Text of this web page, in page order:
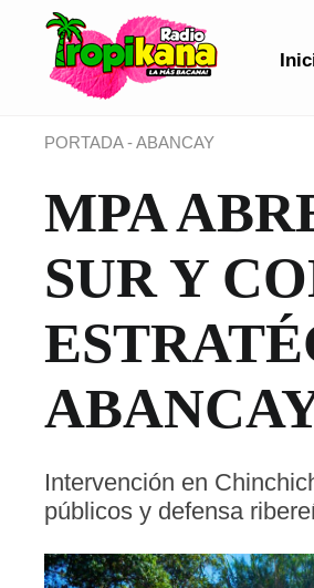
PORTADA-ABANCAY
MPA
SUR Y
Intervención en
públicos y defensa